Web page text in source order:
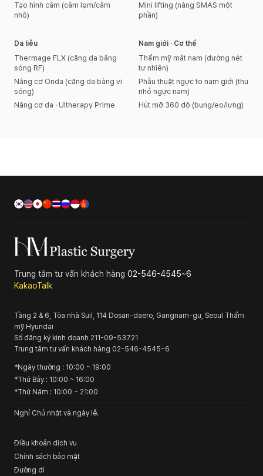
Tạo hình cằm (cằm lẹm/cằm
nhô)
Mini lifting (nâng SMAS một
phần)
Da liễu
Thermage FLX (căng da bằng
sóng RF)
Nâng cơ Onda (căng da bằng vi
sóng)
Nâng cơ da · Ultherapy Prime
Nam giới · Cơ thể
Thẩm mỹ mắt nam (đường nét
tự nhiên)
Phẫu thuật ngực to nam giới (thu
nhỏ ngực nam)
Hút mỡ 360 độ (bụng/eo/lưng)
Trung tâm tư vấn khách hàng 02-546-4545~6
KakaoTalk
Tầng 2 & 6, Tòa nhà Suil, 114 Dosan-daero, Gangnam-gu, Seoul Thẩm
mỹ Hyundai
Số đăng ký kinh doanh 211-09-53721
Trung tâm tư vấn khách hàng 02-546-4545~6
*Ngày thường : 10:00 ~ 19:00
*Thứ Bảy : 10:00 ~ 16:00
*Thứ Năm : 10:00 ~ 21:00
Nghỉ Chủ nhật và ngày lễ.
Điều khoản dịch vụ
Chính sách bảo mật
Đường đi